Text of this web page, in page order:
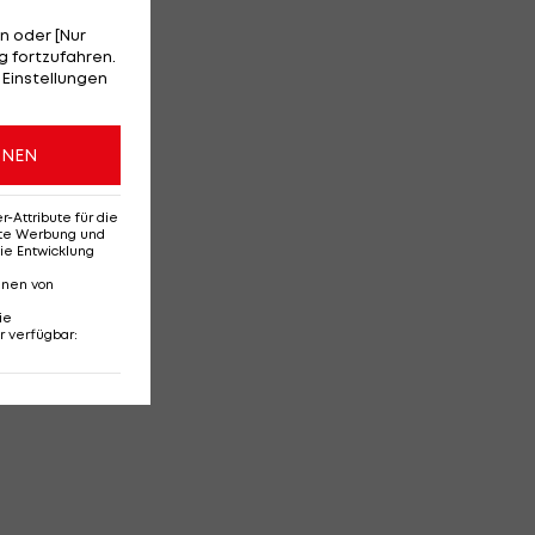
oder [Nur
fortzufahren.
Attribute für die
Werbung und
Entwicklung
von
verfügbar: